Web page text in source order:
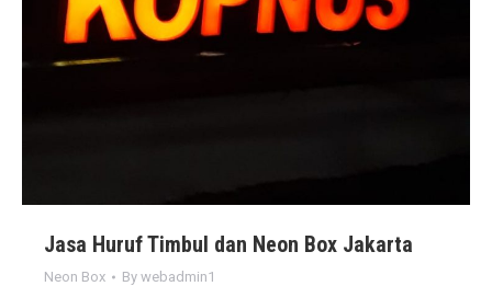
Jasa Huruf Timbul dan Neon Box Jakarta
Neon Box By webadmin1